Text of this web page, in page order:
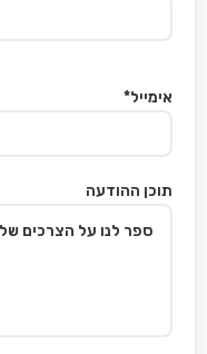
אימייל*
תוכן ההודעה